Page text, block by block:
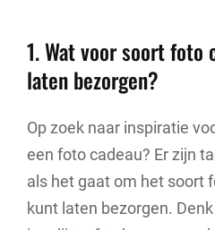
1. Wat voor soort foto
laten bezorgen?
Op zoek naar inspiratie
een foto cadeau? Er zijn
als het gaat om het soort
kunt laten bezorgen.